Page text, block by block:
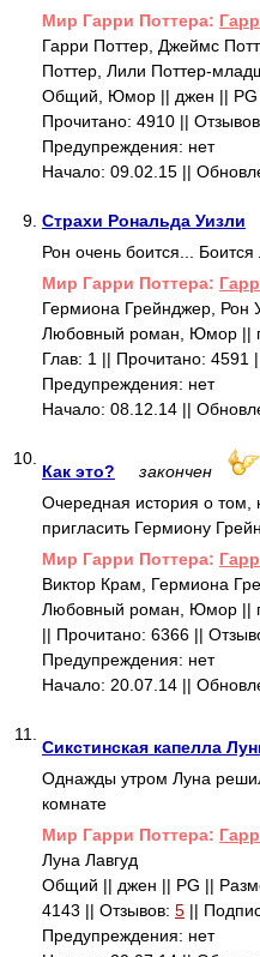
Mир Гарри Поттера:
Гарри Поттер, Джеймс
Поттер, Лили Поттер-
Общий, Юмор || джен || PG
Прочитано: 4910 ||
Предупреждения: нет
Начало: 09.02.15 ||
9. Страхи Рональда Уизли
Рон очень боится...
Mир Гарри Поттера:
Гермиона Грейнджер, Рон
Любовный роман, Юмор ||
Глав: 1 || Прочитано: 4591
Предупреждения: нет
Начало: 08.12.14 ||
10.
Как это?
закончен
Очередная история о том,
пригласить Гермиону
Mир Гарри Поттера:
Виктор Крам, Гермиона
Любовный роман, Юмор ||
|| Прочитано: 6366 ||
Предупреждения: нет
Начало: 20.07.14 ||
11.
Сикстинская капелла
Однажды утром Луна
комнате
Mир Гарри Поттера:
Луна Лавгуд
Общий || джен || PG ||
4143 || Отзывов: 5 ||
Предупреждения: нет